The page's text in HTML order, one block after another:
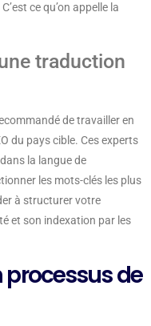
ce qu’on appelle la
traduction
de travailler en
du pays cible. Ces experts
la langue de
les mots-clés les plus
à structurer votre
et son indexation par les
processus de